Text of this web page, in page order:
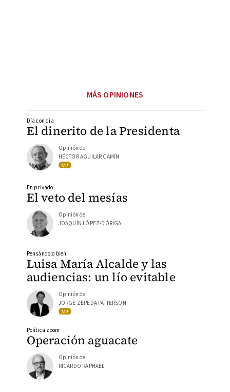
MÁS OPINIONES
El dinerito de la Presidenta
Día con día
Opinión de
HÉCTOR AGUILAR CAMÍN
El veto del mesías
En privado
Opinión de
JOAQUÍN LÓPEZ-DÓRIGA
Luisa María Alcalde y las
audiencias: un lío evitable
Pensándolo bien
Opinión de
JORGE ZEPEDA PATTERSON
Operación aguacate
Política zoom
Opinión de
RICARDO RAPHAEL